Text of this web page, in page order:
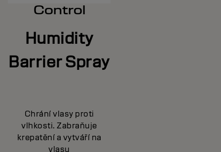
Control
Humidity
Barrier Spray
Chrání vlasy proti
vlhkosti. Zabraňuje
krepatění a vytváří na
vlasu